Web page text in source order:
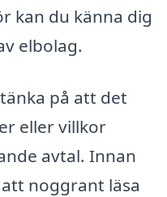
kan du känna dig
elbolag.
på att det
eller villkor
avtal. Innan
noggrant läsa